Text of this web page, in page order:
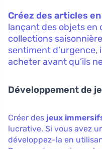
Créez des articles
lançant des objets en
collections
sentiment d’urgence,
acheter avant qu’ils
Développement de
Créer des jeux
lucrative. Si vous avez
développez-la en